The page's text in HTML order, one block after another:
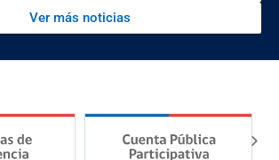
Ver más noticias